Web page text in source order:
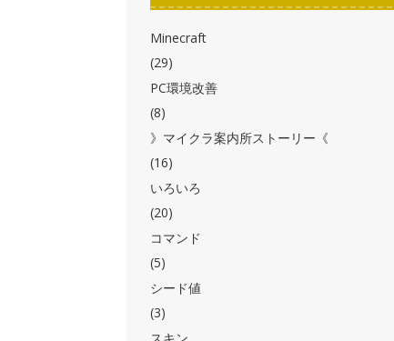
Minecraft
(29)
PC環境改善
(8)
》マイクラ案内所ストーリー《
(16)
いろいろ
(20)
コマンド
(5)
シード値
(3)